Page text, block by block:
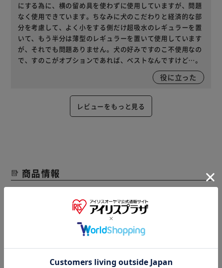
にする為に、横の留め具を使わずに使用していますが、問題
なく使用できています。ちなみに犬のこだわりと経済的な部
分を考慮して、よく小をする側だけ超吸水のレギュラーを置
いて、もう半分は薄型のレギュラーを置いて使用しています
が、それでも問題ありません。犬の好みですのこ不使用なの
で、すのこがオプションであれば、ベストなんですけど…。
役に立った
レビューをもっと見る
商品情報